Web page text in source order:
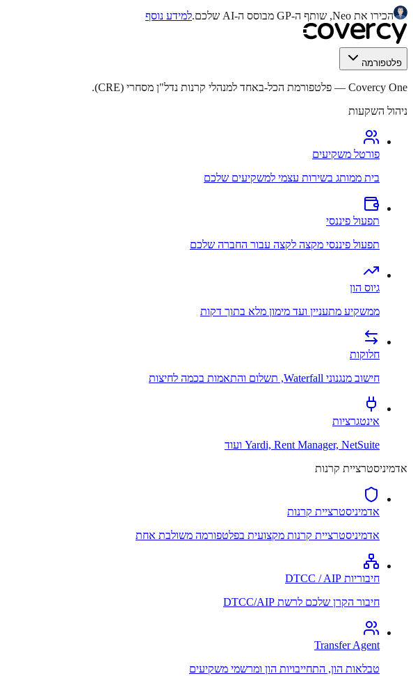
הכירו את Neo, שותף ה-GP מבוסס ה-AI שלכם. למידע נוסף
פלטפורמה
Covercy One
— פלטפורמת הכל-באחד למנהלי קרנות נדל"ן מסחרי (CRE).
ניהול השקעות
פורטל משקיעים
בית ממותג בשירות עצמי למשקיעים שלכם
תפעול פיננסי
תפעול פיננסי מקצה לקצה עבור החברה שלכם
גיוס הון
ממשקיע מתעניין ועד מימון מלא בתוך דקות
חלוקות
חישוב מנגנוני Waterfall, תשלום והתאמות בכמה לחיצות
אינטגרציות
Yardi, Rent Manager, NetSuite ועוד
אדמיניסטרציית קרנות
אדמיניסטרציית קרנות
אדמיניסטרציית קרנות מקצועית בפלטפורמה משולבת אחת
חיבוריות DTCC / AIP
חיבור הקרן שלכם לרשת DTCC/AIP
Transfer Agent
טבלאות הון, התחייבויות הון ומרשמי משקיעים